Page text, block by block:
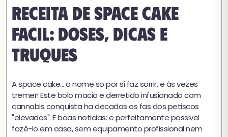
Receita de Space Cake
Facil: Doses, Dicas e
Truques
A space cake... o nome so por si faz sorrir, e às vezes
tremer! Este bolo macio e derretido infusionado com
cannabis conquista ha decadas os fas dos petiscos
"elevados". E boas noticias: e perfeitamente possivel
fazê-lo em casa, sem equipamento profissional nem